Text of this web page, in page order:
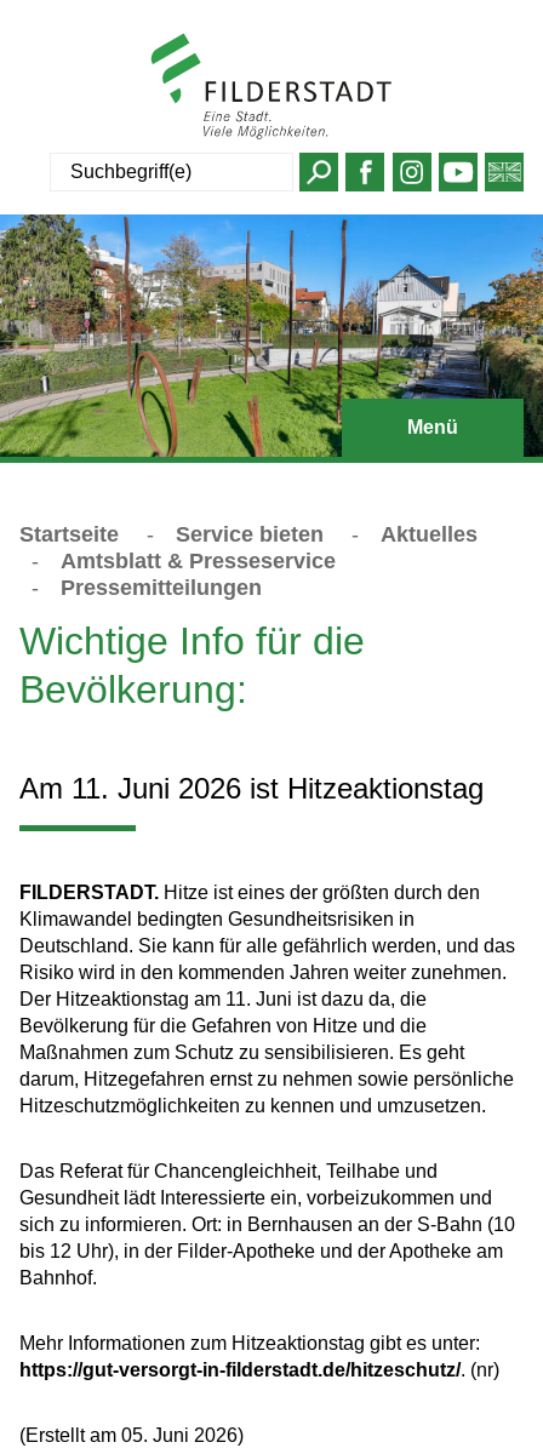
Menü
Startseite - Service bieten -
Aktuelles
-
Amtsblatt & Presseservice
-
Pressemitteilungen
Wichtige Info für die
Bevölkerung:
Am 11. Juni 2026 ist Hitzeaktionstag
FILDERSTADT. Hitze ist eines der größten durch den
Klimawandel bedingten Gesundheitsrisiken in
Deutschland. Sie kann für alle gefährlich werden, und das
Risiko wird in den kommenden Jahren weiter zunehmen.
Der Hitzeaktionstag am 11. Juni ist dazu da, die
Bevölkerung für die Gefahren von Hitze und die
Maßnahmen zum Schutz zu sensibilisieren. Es geht
darum, Hitzegefahren ernst zu nehmen sowie persönliche
Hitzeschutzmöglichkeiten zu kennen und umzusetzen.
Das Referat für Chancengleichheit, Teilhabe und
Gesundheit lädt Interessierte ein, vorbeizukommen und
sich zu informieren. Ort: in Bernhausen an der S-Bahn (10
bis 12 Uhr), in der Filder-Apotheke und der Apotheke am
Bahnhof.
Mehr Informationen zum Hitzeaktionstag gibt es unter:
https://gut-versorgt-in-filderstadt.de/hitzeschutz/. (nr)
(Erstellt am 05. Juni 2026)